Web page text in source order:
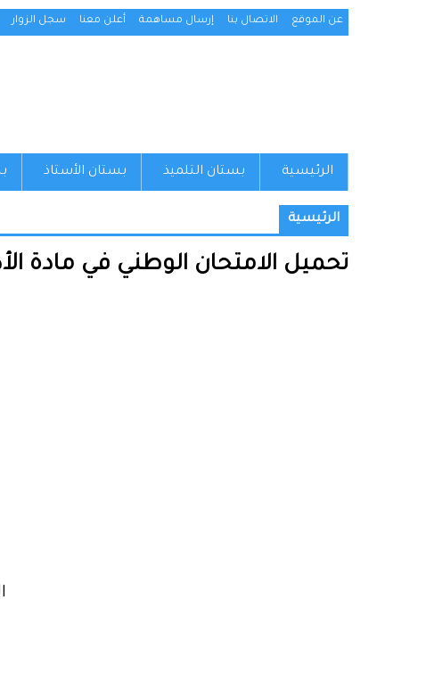
عن الموقع الاتصال بنا إرسال مساهمة أعلن معنا سجل الزوار
الرئيسية بستان التلميذ بستان الأستاذ
الرئيسية
تحميل الامتحان الوطني في مادة الأدب